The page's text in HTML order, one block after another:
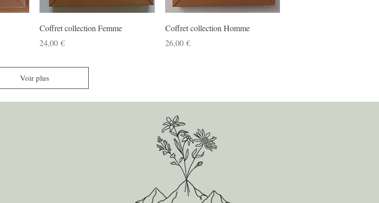
Aperçu rapide
Coffret collection Femme
Prix
24,00 €
Aperçu rapide
Coffret collection Homme
Prix
26,00 €
Voir plus